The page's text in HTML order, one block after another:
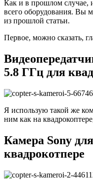
Как и в прошлом случае,
всего оборудования. Вы
из прошлой статьи.
Первое, можно сказать,
5.8 ГГц для
Я использую такой же
ним как на
Камера Sony
квадрокотпере